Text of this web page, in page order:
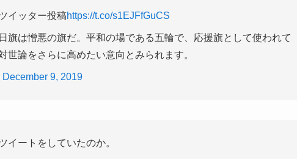
イッター投稿https://t.co/s1EJFfGuCS
旗は憎悪の旗だ。平和の場である五輪で、応援旗として使われて
世論をさらに高めたい意向とみられます。
December 9, 2019
イートをしていたのか。